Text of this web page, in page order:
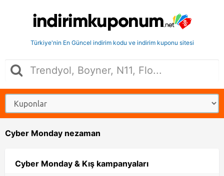
Türkiye'nin En Güncel indirim kodu ve indirim kuponu sitesi
Cyber Monday nezaman
Cyber Monday & Kış kampanyaları